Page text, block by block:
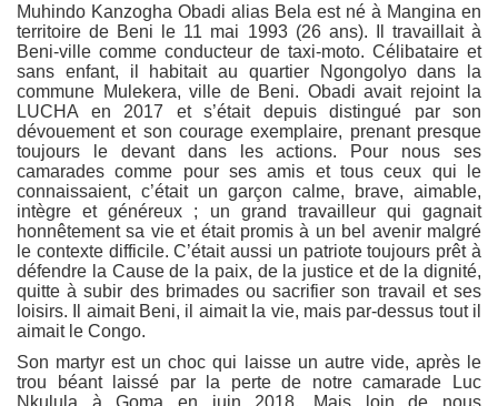
Muhindo Kanzogha Obadi alias Bela est né à Mangina en
territoire de Beni le 11 mai 1993 (26 ans). Il travaillait à
Beni-ville comme conducteur de taxi-moto. Célibataire et
sans enfant, il habitait au quartier Ngongolyo dans la
commune Mulekera, ville de Beni. Obadi avait rejoint la
LUCHA en 2017 et s’était depuis distingué par son
dévouement et son courage exemplaire, prenant presque
toujours le devant dans les actions. Pour nous ses
camarades comme pour ses amis et tous ceux qui le
connaissaient, c’était un garçon calme, brave, aimable,
intègre et généreux ; un grand travailleur qui gagnait
honnêtement sa vie et était promis à un bel avenir malgré
le contexte difficile. C’était aussi un patriote toujours prêt à
défendre la Cause de la paix, de la justice et de la dignité,
quitte à subir des brimades ou sacrifier son travail et ses
loisirs. Il aimait Beni, il aimait la vie, mais par-dessus tout il
aimait le Congo.
Son martyr est un choc qui laisse un autre vide, après le
trou béant laissé par la perte de notre camarade Luc
Nkulula à Goma en juin 2018. Mais loin de nous